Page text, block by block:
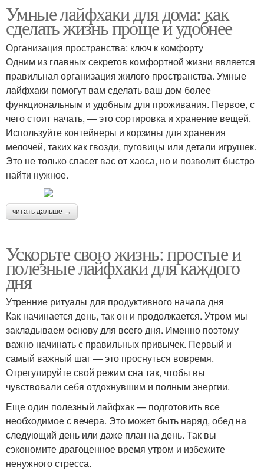
Умные лайфхаки для дома: как
сделать жизнь проще и удобнее
Организация пространства: ключ к комфорту
Одним из главных секретов комфортной жизни является
правильная организация жилого пространства. Умные
лайфхаки помогут вам сделать ваш дом более
функциональным и удобным для проживания. Первое, с
чего стоит начать, — это сортировка и хранение вещей.
Используйте контейнеры и корзины для хранения
мелочей, таких как гвозди, пуговицы или детали игрушек.
Это не только спасет вас от хаоса, но и позволит быстро
найти нужное.
читать дальше →
Ускорьте свою жизнь: простые и
полезные лайфхаки для каждого
дня
Утренние ритуалы для продуктивного начала дня
Как начинается день, так он и продолжается. Утром мы
закладываем основу для всего дня. Именно поэтому
важно начинать с правильных привычек. Первый и
самый важный шаг — это проснуться вовремя.
Отрегулируйте свой режим сна так, чтобы вы
чувствовали себя отдохнувшим и полным энергии.
Еще один полезный лайфхак — подготовить все
необходимое с вечера. Это может быть наряд, обед на
следующий день или даже план на день. Так вы
сэкономите драгоценное время утром и избежите
ненужного стресса.